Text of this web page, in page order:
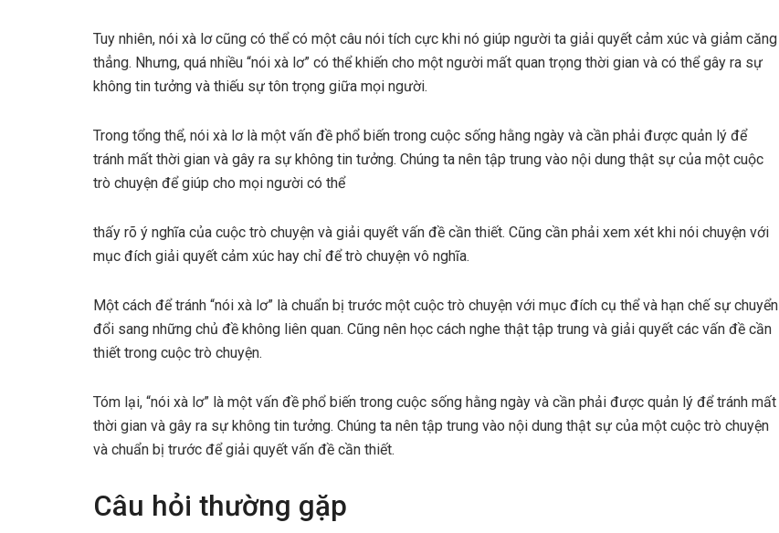
Tuy nhiên, nói xà lơ cũng có thể có một câu nói tích cực khi nó giúp người ta giải quyết cảm xúc và giảm căng
thẳng. Nhưng, quá nhiều “nói xà lơ” có thể khiến cho một người mất quan trọng thời gian và có thể gây ra sự
không tin tưởng và thiếu sự tôn trọng giữa mọi người.
Trong tổng thể, nói xà lơ là một vấn đề phổ biến trong cuộc sống hằng ngày và cần phải được quản lý để
tránh mất thời gian và gây ra sự không tin tưởng. Chúng ta nên tập trung vào nội dung thật sự của một cuộc
trò chuyện để giúp cho mọi người có thể
thấy rõ ý nghĩa của cuộc trò chuyện và giải quyết vấn đề cần thiết. Cũng cần phải xem xét khi nói chuyện với
mục đích giải quyết cảm xúc hay chỉ để trò chuyện vô nghĩa.
Một cách để tránh “nói xà lơ” là chuẩn bị trước một cuộc trò chuyện với mục đích cụ thể và hạn chế sự chuyển
đổi sang những chủ đề không liên quan. Cũng nên học cách nghe thật tập trung và giải quyết các vấn đề cần
thiết trong cuộc trò chuyện.
Tóm lại, “nói xà lơ” là một vấn đề phổ biến trong cuộc sống hằng ngày và cần phải được quản lý để tránh mất
thời gian và gây ra sự không tin tưởng. Chúng ta nên tập trung vào nội dung thật sự của một cuộc trò chuyện
và chuẩn bị trước để giải quyết vấn đề cần thiết.
Câu hỏi thường gặp